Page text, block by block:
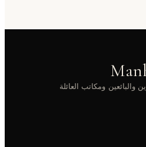
ومكاتب العائلة